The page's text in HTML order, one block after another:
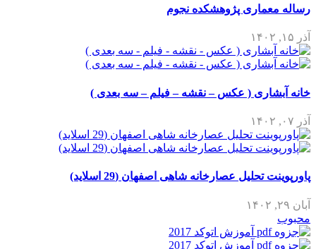
رساله معماری پژوهشکده نجوم
آذر ۱۵, ۱۴۰۲
خانه آبشاری ( عکس – نقشه – فیلم – سه بعدی )
آذر ۰۷, ۱۴۰۲
پاورپوینت تحلیل عصارخانه شاهی اصفهان (29 اسلاید)
آبان ۲۹, ۱۴۰۲
محبوب